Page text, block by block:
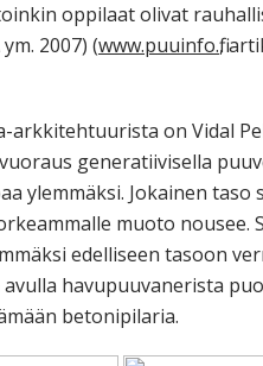
oppilaat olivat
2007) (www.puuinfo.fi,
arkkitehtuurista on Vidal
generatiivisella
ylemmäksi. Jokainen taso
muoto nousee.
edelliseen tasoon
avulla havupuuvanerista
betonipilaria.